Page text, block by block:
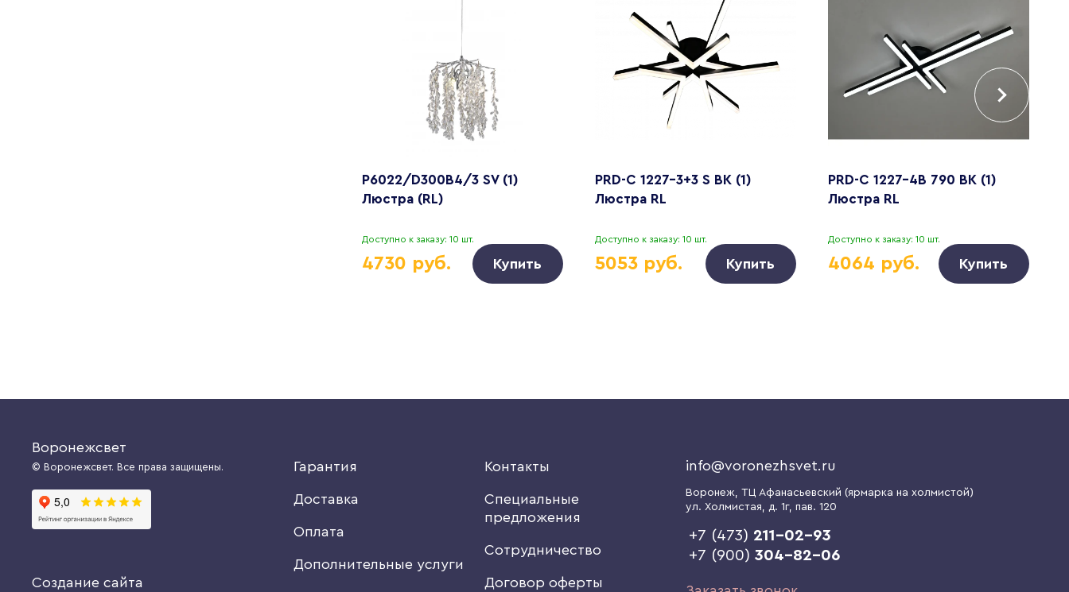
P6022/D300B4/3 SV (1)
Люстра (RL)
Доступно к заказу: 10 шт.
4730 руб. Купить
PRD-C 1227-3+3 S BK (1)
Люстра RL
Доступно к заказу: 10 шт.
5053 руб. Купить
PRD-C 1227-4B 790 BK (1)
Люстра RL
Доступно к заказу: 10 шт.
4064 руб. Купить
Воронежсвет
© Воронежсвет. Все права защищены.
Создание сайта
Гарантия
Доставка
Оплата
Дополнительные услуги
Контакты
Специальные
предложения
Сотрудничество
Договор оферты
info@voronezhsvet.ru
Воронеж, ТЦ Афанасьевский (ярмарка на холмистой)
ул. Холмистая, д. 1г, пав. 120
+7 (473) 211-02-93
+7 (900) 304-82-06